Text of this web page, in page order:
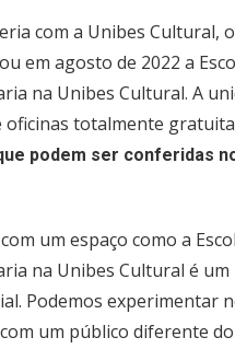
com a Unibes Cultural,
em agosto de 2022 a
na Unibes Cultural. A
oficinas totalmente
podem ser conferidas
um espaço como a
na Unibes Cultural é
Podemos experimentar
um público diferente